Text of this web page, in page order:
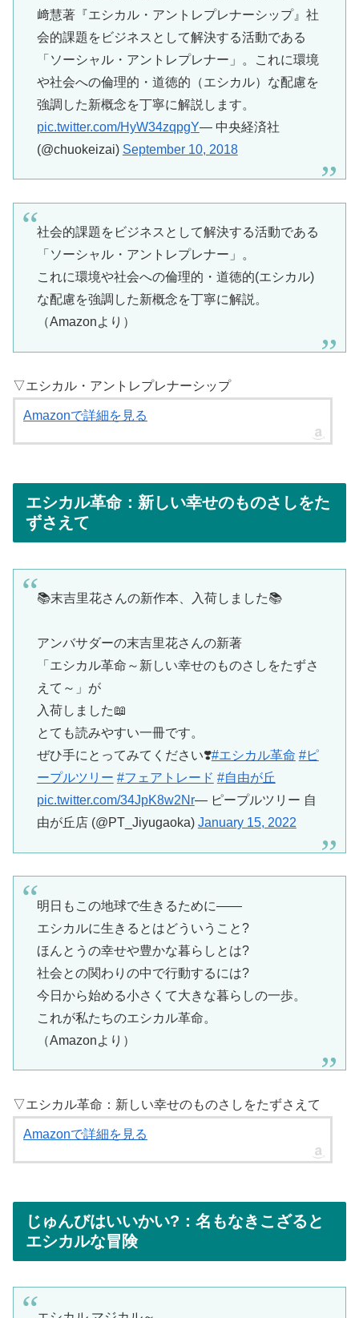
﨑慧著『エシカル・アントレプレナーシップ』社
会的課題をビジネスとして解決する活動である
「ソーシャル・アントレプレナー」。これに環境
や社会への倫理的・道徳的（エシカル）な配慮を
強調した新概念を丁寧に解説します。
pic.twitter.com/HyW34zqpgY— 中央経済社
(@chuokeizai) September 10, 2018
社会的課題をビジネスとして解決する活動である
「ソーシャル・アントレプレナー」。
これに環境や社会への倫理的・道徳的(エシカル)
な配慮を強調した新概念を丁寧に解説。
（Amazonより）
▽エシカル・アントレプレナーシップ
Amazonで詳細を見る
エシカル革命：新しい幸せのものさしをた
ずさえて
📚末吉里花さんの新作本、入荷しました📚
アンバサダーの末吉里花さんの新著
「エシカル革命～新しい幸せのものさしをたずさ
えて～」が
入荷しました📖
とても読みやすい一冊です。
ぜひ手にとってみてください❣️#エシカル革命 #ピ
ープルツリー #フェアトレード #自由が丘
pic.twitter.com/34JpK8w2Nr— ピープルツリー 自
由が丘店 (@PT_Jiyugaoka) January 15, 2022
明日もこの地球で生きるために――
エシカルに生きるとはどういうこと?
ほんとうの幸せや豊かな暮らしとは?
社会との関わりの中で行動するには?
今日から始める小さくて大きな暮らしの一歩。
これが私たちのエシカル革命。
（Amazonより）
▽エシカル革命：新しい幸せのものさしをたずさえて
Amazonで詳細を見る
じゅんびはいいかい?：名もなきこざると
エシカルな冒険